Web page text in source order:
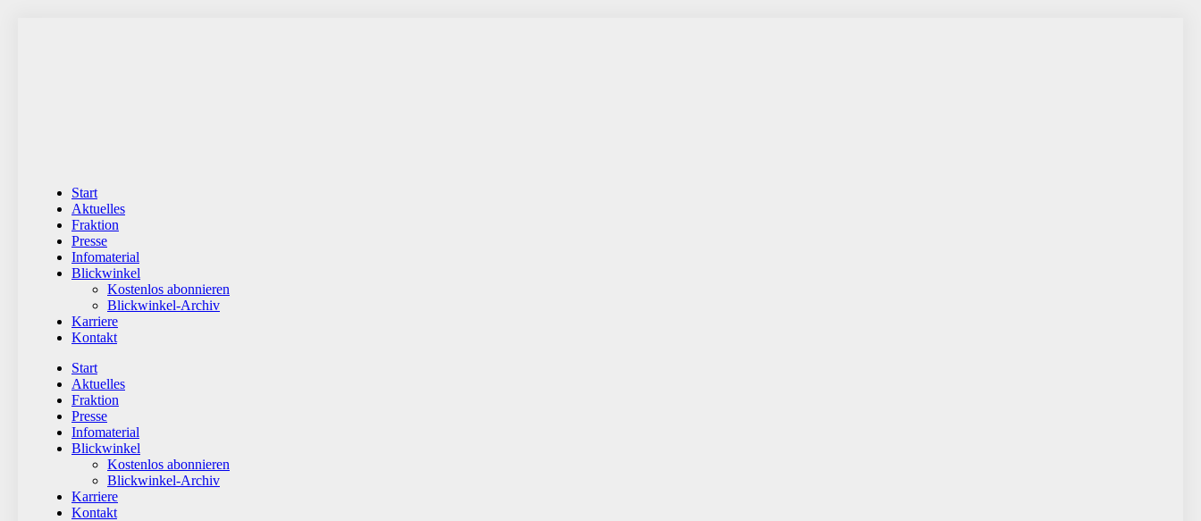
Start
Aktuelles
Fraktion
Presse
Infomaterial
Blickwinkel
Kostenlos abonnieren
Blickwinkel-Archiv
Karriere
Kontakt
Start
Aktuelles
Fraktion
Presse
Infomaterial
Blickwinkel
Kostenlos abonnieren
Blickwinkel-Archiv
Karriere
Kontakt